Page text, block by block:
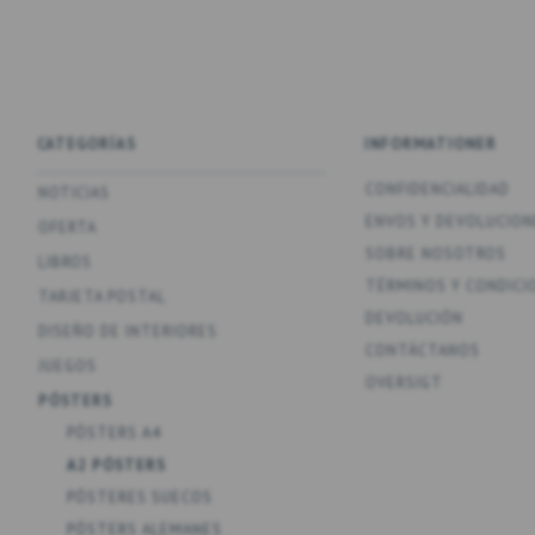
CATEGORÍAS
NOTICIAS
TARJETA POSTAL
PÓSTERS
PÓSTERS A4
A2 PÓSTERS
PÓSTERS ALEMANES
INFORMATIONER
CONFIDENCIALIDAD
TÉRMINOS Y
CONTÁCTANOS